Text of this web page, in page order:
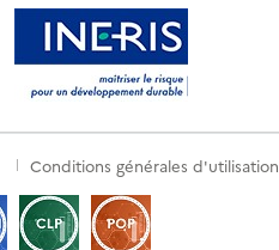
Conditions générales d'utilisation